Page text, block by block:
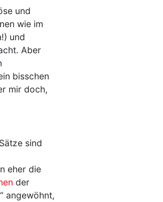
und
wie im
und
Aber
bisschen
mir doch,
sind
eher die
der
angewöhnt,